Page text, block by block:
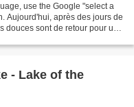
use the Google "select a
Aujourd'hui, après des jours de
douces sont de retour pour une
- Lake of the